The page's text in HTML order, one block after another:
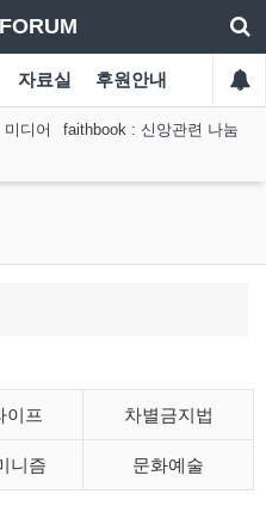
자료실 후원안내
미디어
faithbook : 신앙관련 나눔
이프 차별금지법
니즘 문화예술